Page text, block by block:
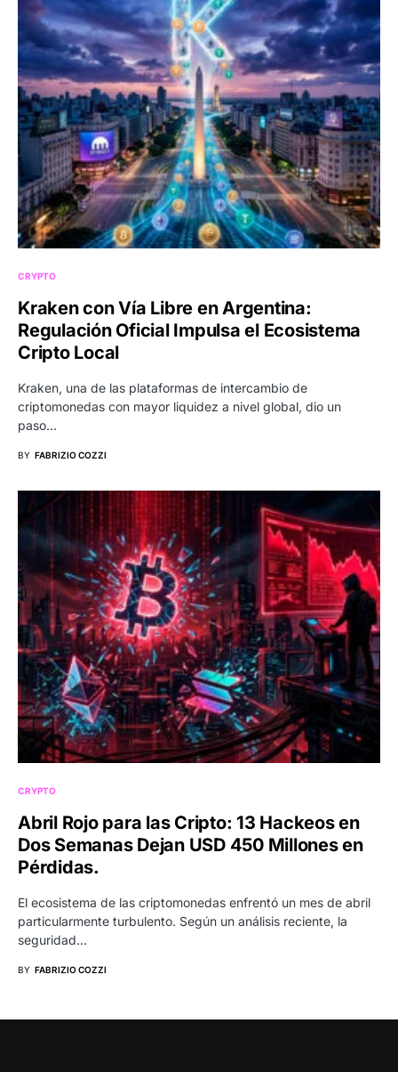
CRYPTO
Kraken con Vía Libre en Argentina:
Regulación Oficial Impulsa el Ecosistema
Cripto Local
Kraken, una de las plataformas de intercambio de
criptomonedas con mayor liquidez a nivel global, dio un
paso…
BY FABRIZIO COZZI
CRYPTO
Abril Rojo para las Cripto: 13 Hackeos en
Dos Semanas Dejan USD 450 Millones en
Pérdidas.
El ecosistema de las criptomonedas enfrentó un mes de abril
particularmente turbulento. Según un análisis reciente, la
seguridad…
BY FABRIZIO COZZI